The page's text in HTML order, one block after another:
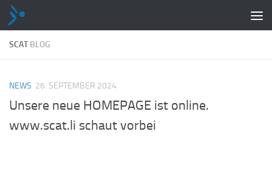
Zum Inhalt springen
SCATBLOG
NEWS 26. SEPTEMBER 2024
Unsere neue HOMEPAGE ist online.
www.scat.li schaut vorbei